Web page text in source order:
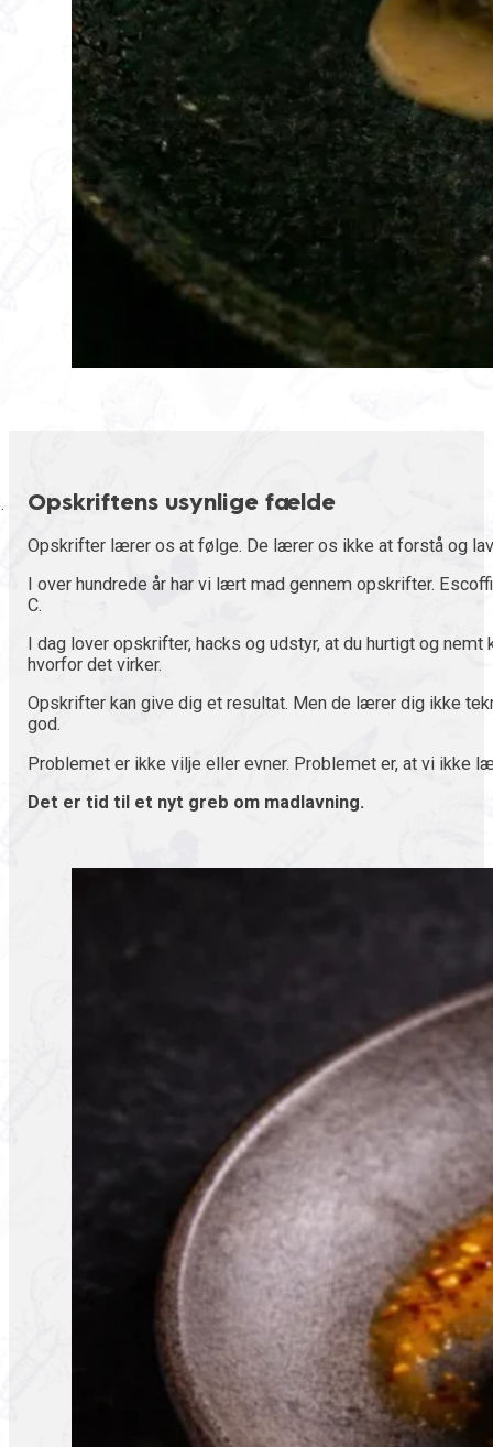
Opskriftens usynlige fælde
Opskrifter lærer os at følge. De lærer os ikke at forstå og
I over hundrede år har vi lært mad gennem opskrifter.
C.
I dag lover opskrifter, hacks og udstyr, at du hurtigt og
hvorfor det virker.
Opskrifter kan give dig et resultat. Men de lærer dig ikke
god.
Problemet er ikke vilje eller evner. Problemet er, at vi ikke
Det er tid til et nyt greb om madlavning.